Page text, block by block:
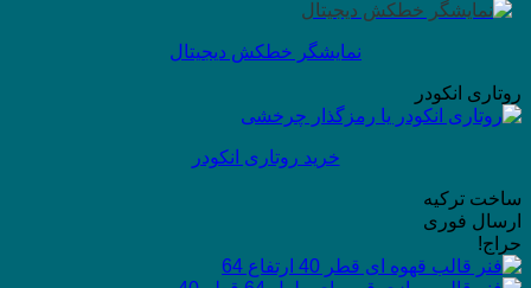
نمایشگر خطکش دیجیتال
روتاری انکودر
خرید روتاری انکودر
ساخت ترکیه
ارسال فوری
حراج!